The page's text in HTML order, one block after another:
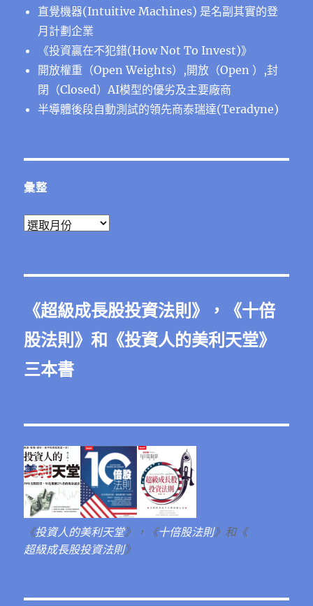
直覺機器(Intuitive Machines) 是名副其實的登
月計劃企業
《投資贏在不犯錯(How Not To Invest)》
開放權重（Open Weights）,開放（Open ）,封
閉（Closed）AI模型的優劣及主要廠商
半導體後段⾃動測試的領先商泰瑞達(Teradyne)
彙整
彙
《超級成長股投資法則 》，《十倍
股法則 》和《投資人的美利天堂》
三本書
《投資人的美利天堂》，《十倍股法則》和《
超級成長股投資法則》